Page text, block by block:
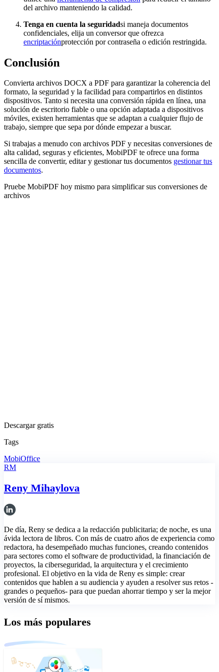
del archivo manteniendo la calidad.
Tenga en cuenta la seguridadsi maneja documentos
confidenciales, elija un conversor que ofrezca
encriptaciónprotección por contraseña o edición restringida.
Conclusión
Convierta archivos DOCX a PDF para garantizar la coherencia del
formato, la seguridad y la facilidad para compartirlos en distintos
dispositivos. Tanto si necesita una conversión rápida en línea, una
solución de escritorio fiable o una opción adaptada a dispositivos
móviles, existen herramientas que se adaptan a cualquier flujo de
trabajo, siempre que sepa por dónde empezar a buscar.
Si trabajas a menudo con archivos PDF y necesitas conversiones de
alta calidad, seguras y eficientes, MobiPDF te ofrece una forma
sencilla de convertir, editar y gestionar tus documentos gestionar tus
documentos.
Pruebe MobiPDF hoy mismo para simplificar sus conversiones de
archivos
Descargar gratis
Tags
MobiOffice
RM
Reny Mihaylova
De día, Reny se dedica a la redacción publicitaria; de noche, es una
ávida lectora de libros. Con más de cuatro años de experiencia como
redactora, ha desempeñado muchas funciones, creando contenidos
para sectores como el software de productividad, la financiación de
proyectos, la ciberseguridad, la arquitectura y el crecimiento
profesional. El objetivo en la vida de Reny es simple: crear
contenidos que hablen a su audiencia y ayuden a resolver sus retos -
grandes o pequeños- para que puedan ahorrar tiempo y ser la mejor
versión de sí mismos.
Los más populares